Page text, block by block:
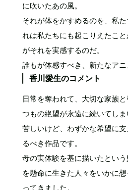
に吹いたあの風。
それが体をかすめるのを、私
れは私たちにも起こりえたこ
がそれを実感するのだ。
誰もが体感すべき、新たなアニ
香川愛生のコメント
日常を奪われて、大切な家族
つもの絶望が永遠に続いてしま
苦しいけど、わずかな希望に
るべき作品です。
母の実体験を基に描いたとい
を懸命に生きた人々をいかに
ってきました。